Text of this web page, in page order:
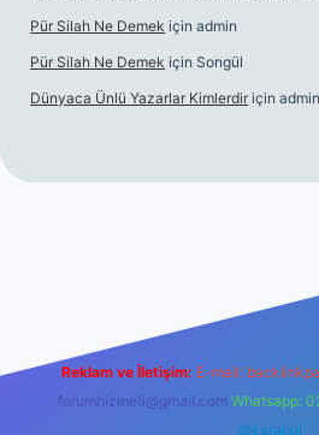
Pür Silah Ne Demek için admin
Pür Silah Ne Demek için Songül
Dünyaca Ünlü Yazarlar Kimlerdir için admin
Reklam ve İletişim: E-mail:
forumhizmeti@gmail.com Whatsapp:
@karabul